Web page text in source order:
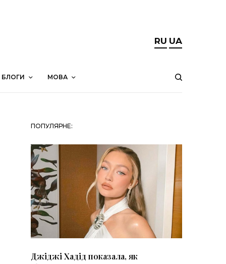
RU UA
БЛОГИ МОВА
ПОПУЛЯРНЕ:
Джіджі Хадід показала, як